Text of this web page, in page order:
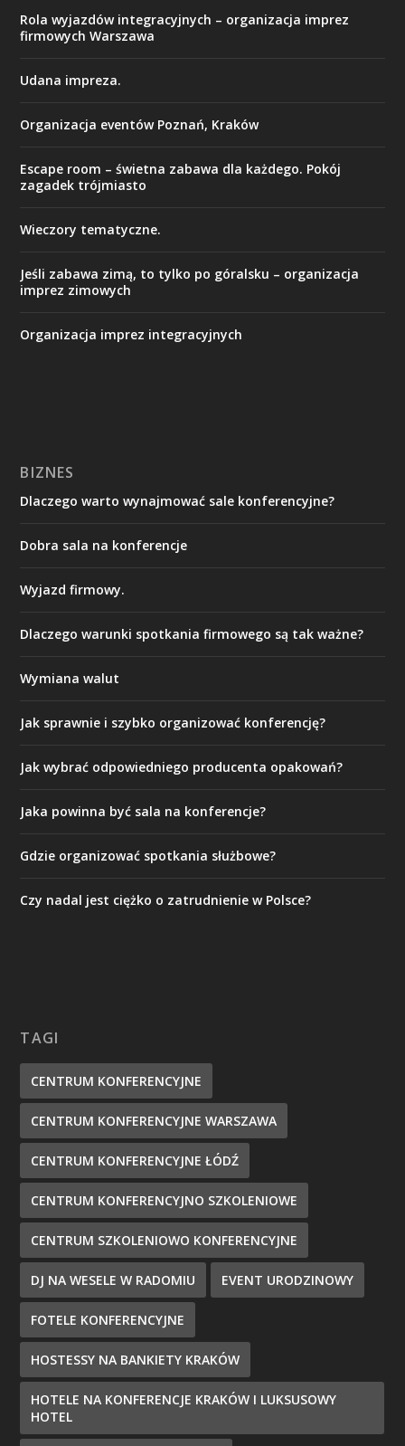
Rola wyjazdów integracyjnych – organizacja imprez
firmowych Warszawa
Udana impreza.
Organizacja eventów Poznań, Kraków
Escape room – świetna zabawa dla każdego. Pokój
zagadek trójmiasto
Wieczory tematyczne.
Jeśli zabawa zimą, to tylko po góralsku – organizacja
imprez zimowych
Organizacja imprez integracyjnych
BIZNES
Dlaczego warto wynajmować sale konferencyjne?
Dobra sala na konferencje
Wyjazd firmowy.
Dlaczego warunki spotkania firmowego są tak ważne?
Wymiana walut
Jak sprawnie i szybko organizować konferencję?
Jak wybrać odpowiedniego producenta opakowań?
Jaka powinna być sala na konferencje?
Gdzie organizować spotkania służbowe?
Czy nadal jest ciężko o zatrudnienie w Polsce?
TAGI
CENTRUM KONFERENCYJNE
CENTRUM KONFERENCYJNE WARSZAWA
CENTRUM KONFERENCYJNE ŁÓDŹ
CENTRUM KONFERENCYJNO SZKOLENIOWE
CENTRUM SZKOLENIOWO KONFERENCYJNE
DJ NA WESELE W RADOMIU EVENT URODZINOWY
FOTELE KONFERENCYJNE
HOSTESSY NA BANKIETY KRAKÓW
HOTELE NA KONFERENCJE KRAKÓW I LUKSUSOWY
HOTEL